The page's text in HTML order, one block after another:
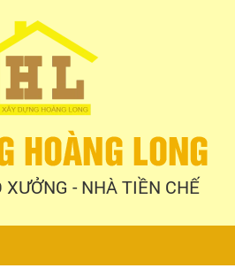
XƯỞNG - NHÀ TIỀN CHẾ